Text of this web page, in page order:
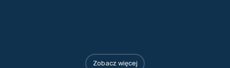
Zobacz więcej